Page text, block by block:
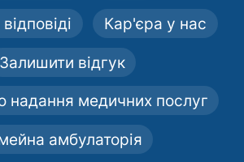
Кар'єра у нас
Залишити відгук
надання медичних послуг
амбулаторія